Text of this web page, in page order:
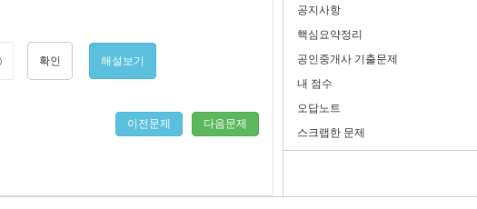
공지사항
핵심요약정리
공인중개사 기출문제
내 점수
오답노트
스크랩한 문제
확인 해설보기
다음문제
이전문제